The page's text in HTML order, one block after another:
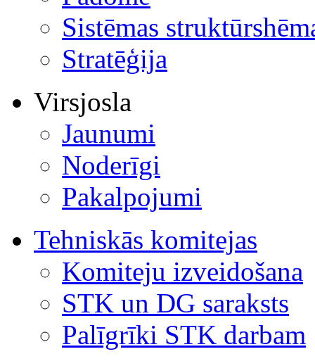
Sistēmas
Stratēģija
Virsjosla
Jaunumi
Noderīgi
Pakalpojumi
Tehniskās komitejas
Komiteju izveidošana
STK un DG saraksts
Palīgrīki STK darbam